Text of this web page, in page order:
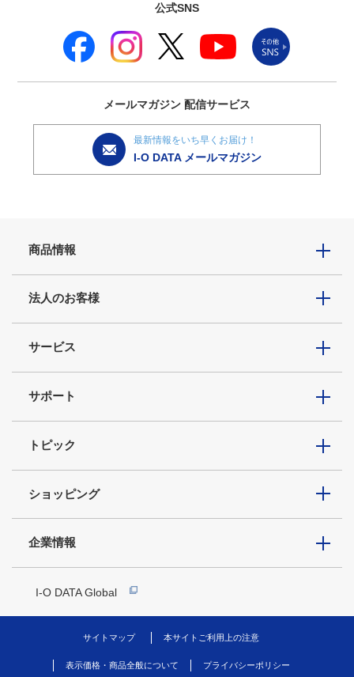
公式SNS
メールマガジン 配信サービス
最新情報をいち早くお届け！
I-O DATA メールマガジン
商品情報
法人のお客様
サービス
サポート
トピック
ショッピング
企業情報
I-O DATA Global
サイトマップ 本サイトご利用上の注意
表示価格・商品全般について プライバシーポリシー